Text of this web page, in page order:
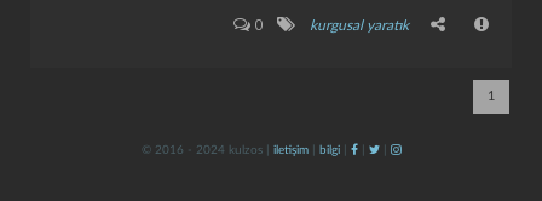
0 kurgusal yaratık
1
© 2016 - 2024 kulzos | iletişim| bilgi| | |